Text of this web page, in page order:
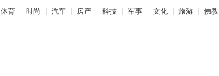
体育 时尚 汽车 房产 科技 军事 文化 旅游 佛教